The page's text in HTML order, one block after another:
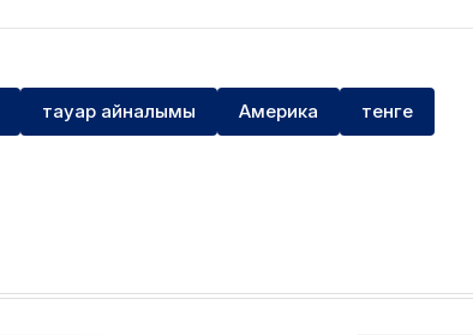
тауар айналымы Америка тенге